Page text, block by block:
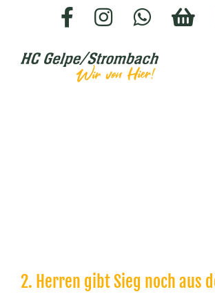
FacebookInstagram
2. Herren gibt Sieg noch aus